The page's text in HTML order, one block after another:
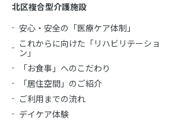
北区複合型介護施設
安心・安全の「医療ケア体制」
これからに向けた「リハビリテーショ
ン」
「お食事」へのこだわり
「居住空間」のご紹介
ご利用までの流れ
デイケア体験